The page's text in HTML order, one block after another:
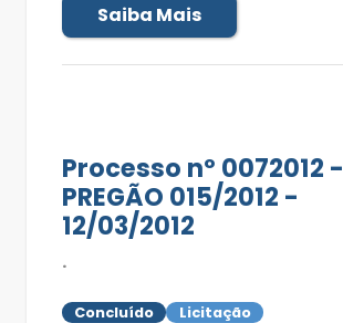
Saiba Mais
Processo nº 0072012 -
PREGÃO 015/2012 -
12/03/2012
.
Concluído Licitação